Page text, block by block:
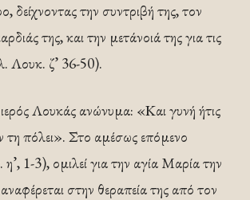
δείχνο­ντας την συντριβή της, τον
της, και την μετάνοιά της για τις
Λουκ. ζ’ 36-50).
ιερός Λουκάς ανώνυ­μα: «Και γυνή ήτις
τη πόλει». Στο α­μέσως επόμενο
1-3), ομιλεί για την αγία Μαρία την
στην θεραπεία της από τον